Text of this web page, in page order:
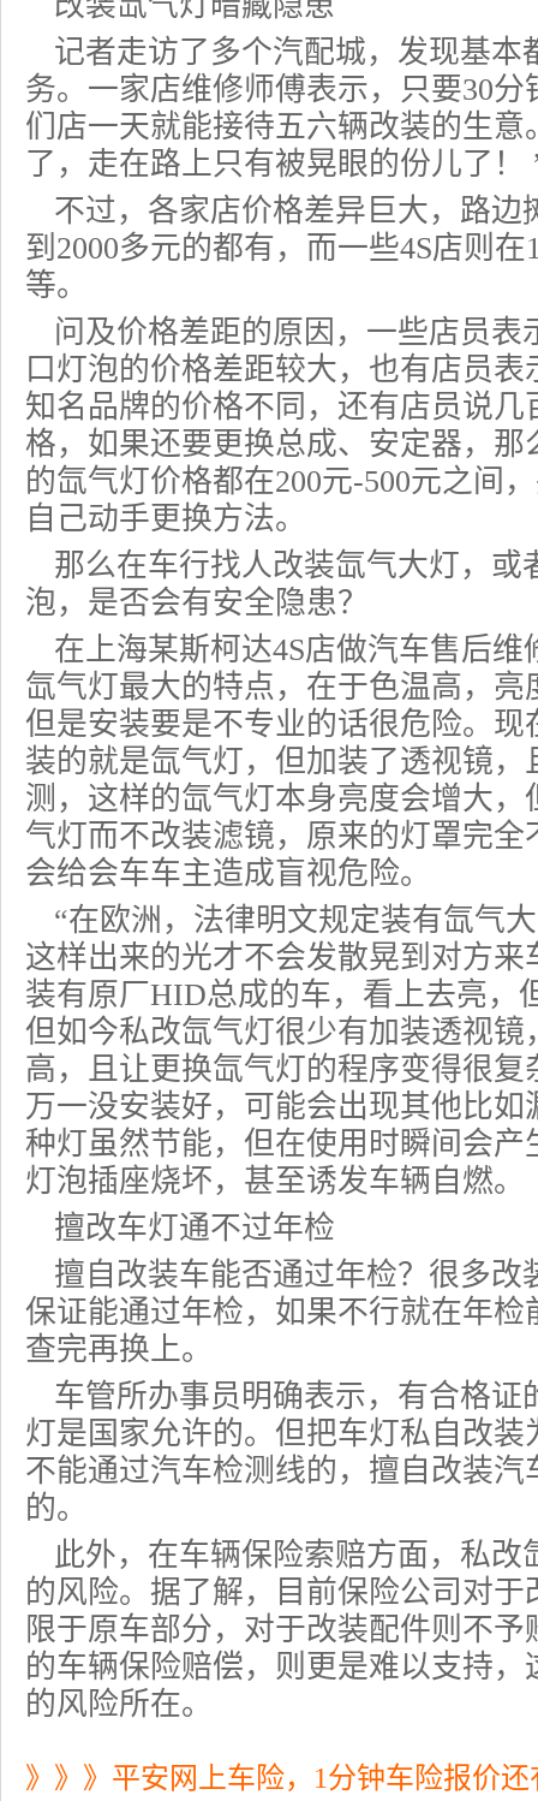
记者走访了多个汽配城，发现基本
务。一家店维修师傅表示，只要30
们店一天就能接待五六辆改装的生意
了，走在路上只有被晃眼的份儿了！
不过，各家店价格差异巨大，路边
到2000多元的都有，而一些4S店则在
等。
问及价格差距的原因，一些店员表
口灯泡的价格差距较大，也有店员
知名品牌的价格不同，还有店员说
格，如果还要更换总成、安定器，
的氙气灯价格都在200元-500元之间
自己动手更换方法。
那么在车行找人改装氙气大灯，或
泡，是否会有安全隐患？
在上海某斯柯达4S店做汽车售后
氙气灯最大的特点，在于色温高，
但是安装要是不专业的话很危险。
装的就是氙气灯，但加装了透视镜
测，这样的氙气灯本身亮度会增大
气灯而不改装滤镜，原来的灯罩完
会给会车车主造成盲视危险。
“在欧洲，法律明文规定装有氙气
这样出来的光才不会发散晃到对方
装有原厂HID总成的车，看上去亮，
但如今私改氙气灯很少有加装透视镜
高，且让更换氙气灯的程序变得很
万一没安装好，可能会出现其他比
种灯虽然节能，但在使用时瞬间会
灯泡插座烧坏，甚至诱发车辆自燃。
擅改车灯通不过年检
擅自改装车能否通过年检？很多改
保证能通过年检，如果不行就在年
查完再换上。
车管所办事员明确表示，有合格证
灯是国家允许的。但把车灯私自改
不能通过汽车检测线的，擅自改装
的。
此外，在车辆保险索赔方面，私改
的风险。据了解，目前保险公司 对于
限于原车部分，对于改装配件则不
的车辆保险赔偿，则更是难以支持
的风险所在。
》》》平安网上车险，1分钟车险报价